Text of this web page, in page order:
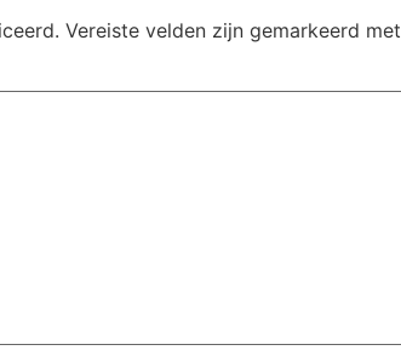
Vereiste velden zijn gemarkeerd met